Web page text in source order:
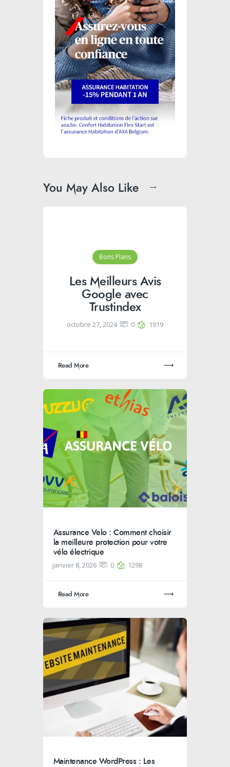
You May Also Like
Bons Plans
Les Meilleurs Avis
Google avec
Trustindex
octobre 27, 2024 0 1919
Read More
Assurance Velo : Comment choisir
la meilleure protection pour votre
vélo électrique
janvier 8, 2026 0 1298
Read More
Maintenance WordPress : Les